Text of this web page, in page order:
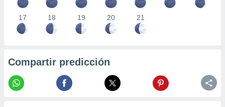
17 18 19 20 21
Compartir predicción